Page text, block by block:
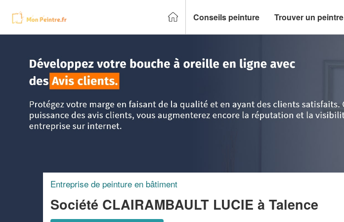
Conseils peinture Trouver un peintre
Entreprise de peinture en bâtiment
Société CLAIRAMBAULT LUCIE à Talence